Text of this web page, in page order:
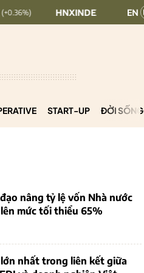
293.44 + 0.25 (+0.09%)
START-UP ĐỜI SỐNG
nâng tỷ lệ vốn Nhà nước
mức tối thiểu 65%
nhất trong liên kết giữa